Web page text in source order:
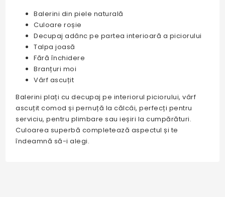
Balerini din piele naturală
Culoare roșie
Decupaj adânc pe partea interioară a piciorului
Talpa joasă
Fără închidere
Branțuri moi
Vârf ascuțit
Balerini plați cu decupaj pe interiorul piciorului, vârf
ascuțit comod și pernuță la călcâi, perfecți pentru
serviciu, pentru plimbare sau ieșiri la cumpărături.
Culoarea superbă completează aspectul și te
îndeamnă să-i alegi.